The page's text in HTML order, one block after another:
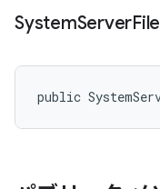
SystemServerFile
public